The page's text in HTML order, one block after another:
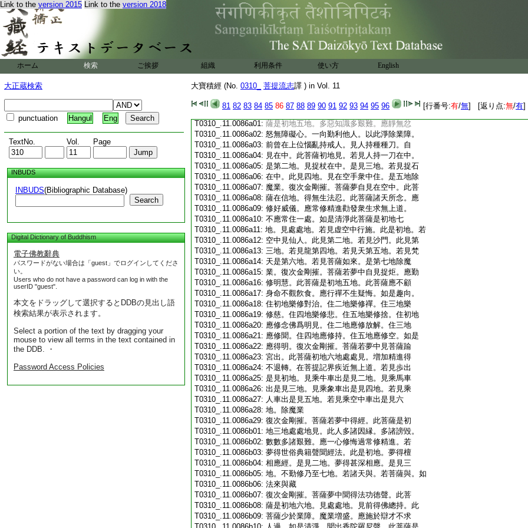
Link to the version 2015 Link to the version 2018
ホーム 検索 ご挨拶 組織 利用条件 使い方 English
大正蔵検索
punctuation Hangul Eng
TextNo. Vol. Page
INBUDS
INBUDS(Bibliographic Database)
Search
Digital Dictionary of Buddhism
電子佛教辭典
パスワードがない場合は「guest」でログインしてくださ
い。
Users who do not have a password can log in with the
userID "guest".
本文をドラッグして選択するとDDBの見出し語
検索結果が表示されます。
Select a portion of the text by dragging your
mouse to view all terms in the text contained in
the DDB. ・
Password Access Policies
大寶積經 (No. 0310_ 菩提流志譯 ) in Vol. 11
81 82 83 84 85 86 87 88 89 90 91 92 93 94 95 96 [行番号:有/無] [返り点:無/有]
T0310_.11.0085c19:
T0310_.11.0085c20:大寶積經卷＊第十六
T0310_.11.0085c21: ＊西晋三藏竺法護譯
T0310_.11.0085c22:淨居天子會第四之 7
二
復次金剛摧。菩薩夢中自見被縛將殺。此菩
薩魔業増盛非業障。彼應修無礙定修於慈
T0310_.11.0085c25:心。以此淨除業障。此菩薩是見六地初地。若
T0310_.11.0085c26:
8
夢被繋在死尸中。是見五地。若被縛至親
T0310_.11.0085c27: 9 里圍繞是六地。是魔業不勤修初地羸劣。爲
T0310_.11.0085c28:無上道應修増上進
T0310_.11.0086a01: 薩是初地五地。多惡知識多艱難。應靜無忿
T0310_.11.0086a02: 怒無障礙心。一向勤利他人。以此淨除業障。
T0310_.11.0086a03: 前曾在上位惱亂持戒人。見人持種種刀。自
T0310_.11.0086a04: 見在中。此菩薩初地見。若見人持一刀在中。
T0310_.11.0086a05: 是第二地。見捉杖在中。是見三地。若見捉石
T0310_.11.0086a06: 在中。此見四地。見在空手衆中住。是五地除
T0310_.11.0086a07: 魔業。復次金剛摧。菩薩夢自見在空中。此菩
T0310_.11.0086a08: 薩在信地。得無生法忍。此菩薩諸天所念。應
T0310_.11.0086a09: 修好威儀。應常修精進勸發衆生求無上道。
T0310_.11.0086a10: 不應常住一處。如是清淨此菩薩是初地七
T0310_.11.0086a11: 地。見處處地。若見虚空中行施。此是初地。若
T0310_.11.0086a12: 空中見仙人。此見第二地。若見沙門。此見第
T0310_.11.0086a13: 三地。若見龍第四地。若見天第五地。若見梵
T0310_.11.0086a14: 天是第六地。若見菩薩如來。是第七地除魔
T0310_.11.0086a15: 業。復次金剛摧。菩薩若夢中自見捉炬。應勤
T0310_.11.0086a16: 修明慧。此菩薩是初地五地。此菩薩應不顧
T0310_.11.0086a17: 身命不觀飮食。應行禪不生疑悔。如是趣向。
T0310_.11.0086a18: 住初地樂修對治。住二地樂修禪。住三地樂
T0310_.11.0086a19: 修慈。住四地樂修悲。住五地樂修捨。住初地
T0310_.11.0086a20: 應修念佛爲明見。住二地應修放解。住三地
T0310_.11.0086a21: 應修聞。住四地應修持。住五地應修空。如是
T0310_.11.0086a22: 應得明。復次金剛摧。菩薩若夢中見菩薩踰
T0310_.11.0086a23: 宮出。此菩薩初地六地處處見。増加精進得
T0310_.11.0086a24: 不退轉。在菩提記界疾近無上道。若見歩出
T0310_.11.0086a25: 是見初地。見乘牛車出是見二地。見乘馬車
T0310_.11.0086a26: 出是見三地。見乘象車出是見四地。若見乘
T0310_.11.0086a27: 人車出是見五地。若見乘空中車出是見六
T0310_.11.0086a28: 地。除魔業
T0310_.11.0086a29: 復次金剛摧。菩薩若夢中得經。此菩薩是初
T0310_.11.0086b01: 地三地處處地見。此人多諸因縁。多諸謗毀。
T0310_.11.0086b02: 數數多諸艱難。應一心修悔過常修精進。若
T0310_.11.0086b03: 夢得世俗典籍聲聞經法。此是初地。夢得檀
T0310_.11.0086b04: 相應經。是見二地。夢得甚深相應。是見三
T0310_.11.0086b05: 地。不勤修乃至七地。若諸天與。若菩薩與。如
T0310_.11.0086b06: 法來與藏
T0310_.11.0086b07: 復次金剛摧。菩薩夢中聞得法功徳聲。此菩
T0310_.11.0086b08: 薩是初地六地。見處處地。見前得佛總持。此
T0310_.11.0086b09: 菩薩少於業障。魔業増盛。應施於辯才不求